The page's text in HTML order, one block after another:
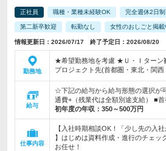
正社員 職種・業種未経験OK 完全週休2日制
第二新卒歓迎 転勤なし 女性のおしごと掲載
情報更新日：2026/07/17 終了予定日：2026/08/20
勤務地
★希望勤務地を考慮 ★Ｕ・Ｉターン
プロジェクト先(首都圏・東北・関西
給与
☆下記の給与から給与形態の選択が
通費+（残業代は全額別途支給） ■首
初年度の年収： 350～500万円
仕事内容
【入社時期相談OK！「少し先の入
】はじめは資料作成・進行のチェッ
お任せ！